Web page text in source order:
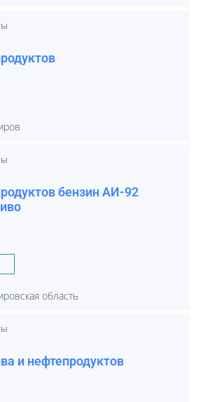
бензин АИ-92
область
и нефтепродуктов